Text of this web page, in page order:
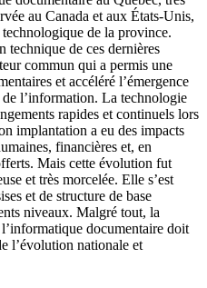
au Canada et aux États-Unis,
de la province.
technique de ces dernières
commun qui a permis une
et accéléré l’émergence
l’information. La technologie
rapides et continuels lors
implantation a eu des impacts
financières et, en
Mais cette évolution fut
et très morcelée. Elle s’est
et de structure de base
niveaux. Malgré tout, la
documentaire doit
l’évolution nationale et